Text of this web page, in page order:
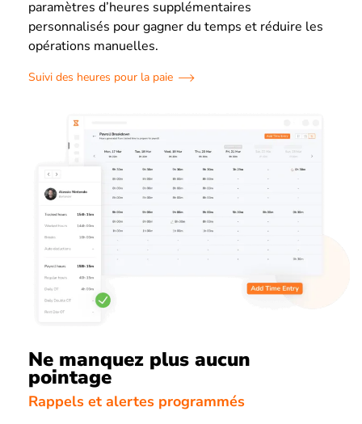
paramètres d’heures supplémentaires
personnalisés pour gagner du temps et réduire les
opérations manuelles.
Suivi des heures pour la paie
Ne manquez plus aucun
pointage
Rappels et alertes programmés